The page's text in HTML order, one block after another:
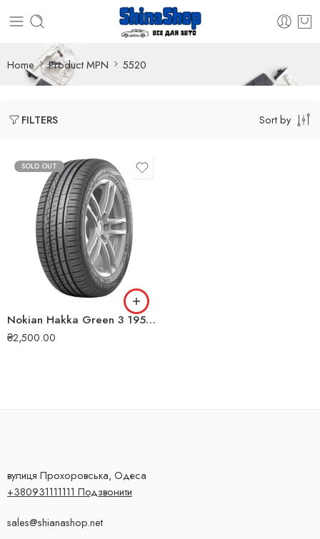
Home Product MPN 5520
FILTERS Sort by
SOLD OUT
Nokian Hakka Green 3 195/60 R16 93H XL літня шина
₴2,500.00
вулиця Прохоровська, Одеса
+380931111111 Подзвонити
sales@shianashop.net